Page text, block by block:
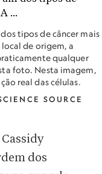
tipos de câncer mais
de origem, a
qualquer
foto. Nesta imagem,
real das células.
SOURCE
dos